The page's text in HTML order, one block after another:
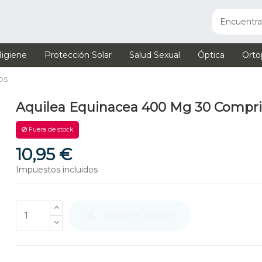
Protección Solar Salud Sexual Óptica
Aquilea Equinacea 400 Mg 30
Fuera de stock
10,95 €
Impuestos incluidos